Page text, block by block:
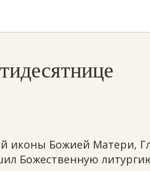
иконы Божией Матери,
Божественную